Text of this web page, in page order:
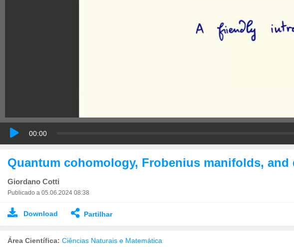
00:00
Quantum cohomology, Frobenius manifolds,
Giordano Cotti
Publicado a 05.06.2024 08:38
Download Partilhar
Área Científica: Ciências Naturais e Matemática